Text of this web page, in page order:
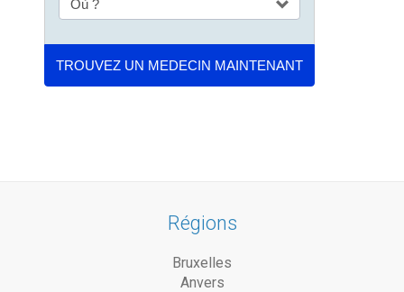
Régions
Bruxelles
Anvers